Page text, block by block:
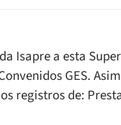
Isapre a esta
GES.
registros de: